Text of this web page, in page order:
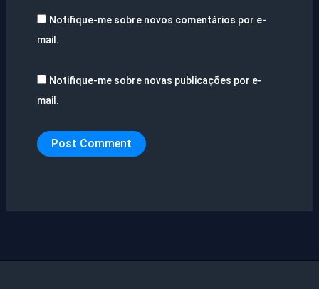
Notifique-me sobre novos comentários por e-
mail.
Notifique-me sobre novas publicações por e-
mail.